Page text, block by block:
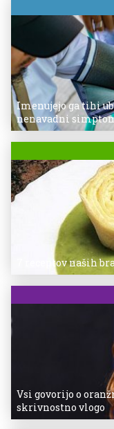
Imenujejo ga tihi
nenavadni
7 receptov naših
Vsi govorijo o
skrivnostno vlogo